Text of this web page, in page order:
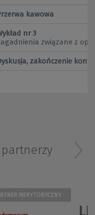
kawowa
nr 3
związane z
zakończenie